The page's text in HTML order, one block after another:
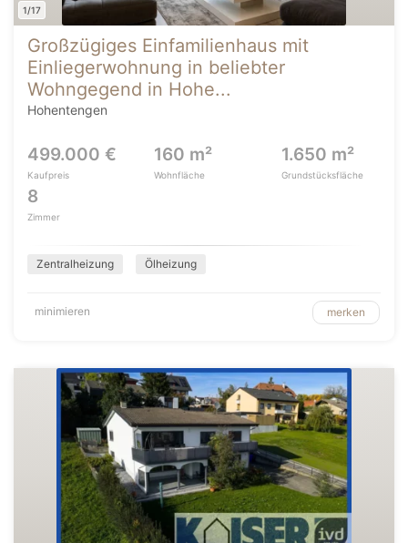
1/17
Großzügiges Einfamilienhaus mit
Einliegerwohnung in beliebter
Wohngegend in Hohe...
Hohentengen
499.000 €
Kaufpreis
160 m²
Wohnfläche
1.650 m²
Grundstücksfläche
8
Zimmer
Zentralheizung Ölheizung
minimieren merken